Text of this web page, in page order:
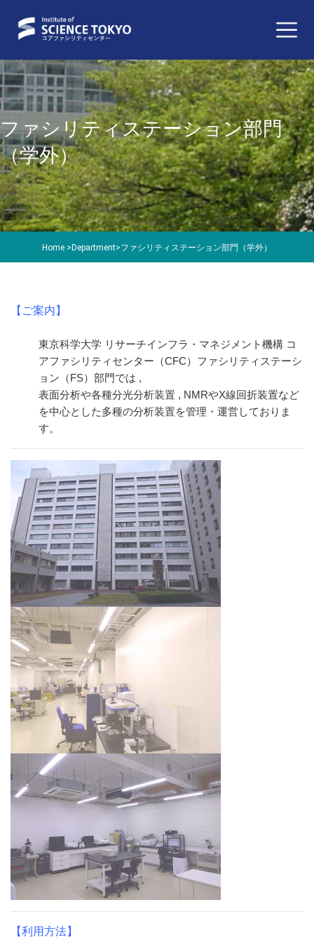
Home > Department>ファシリティステーション部門（学外）
ファシリティステーション部門
（学外）
【ご案内】
東京科学大学 リサーチインフラ・マネジメント機構 コ
アファシリティセンター（CFC）ファシリティステーシ
ョン（FS）部門では ,
表面分析や各種分光分析装置 , NMRやX線回折装置など
を中心とした多種の分析装置を管理・運営しておりま
す。
【利用方法】